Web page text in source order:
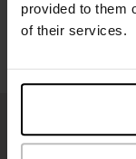
provided to them
of their services.
Beoordelingen